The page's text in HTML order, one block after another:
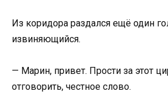
Из коридора раздался ещё один
извиняющийся.
— Марин, привет. Прости за этот
отговорить, честное слово.